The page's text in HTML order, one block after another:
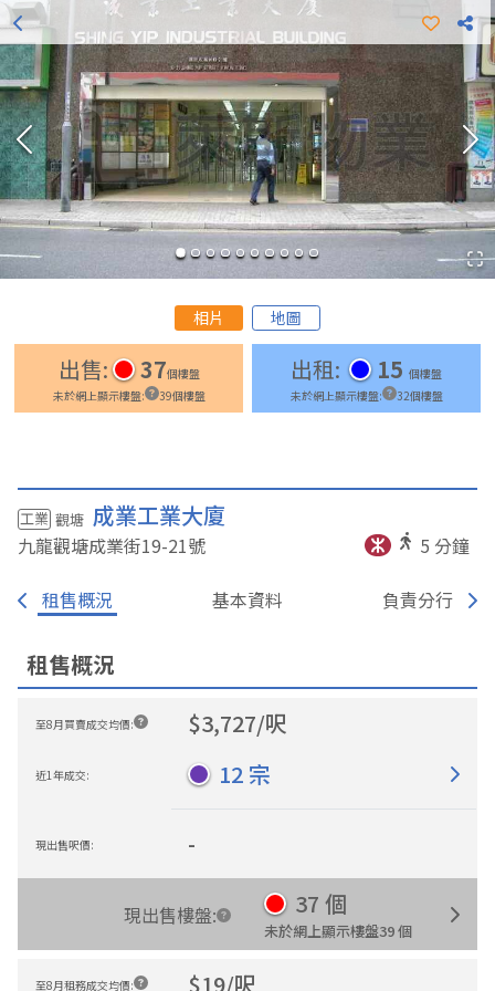
更多出租樓盤 更多出售樓盤
相片 地圖
出售: 37個樓盤
未於網上顯示樓盤: 39個樓盤
出租: 15 個樓盤
未於網上顯示樓盤: 32個樓盤
工業 觀塘 成業工業大廈
九龍觀塘成業街19-21號 5 分鐘
租售概況 基本資料 負責分行
租售概況
至8月買賣成交均價: $3,727/呎
近1年成交: 12 宗
現出售呎價: -
現出售樓盤: 37 個
未於網上顯示樓盤39個
至8月租務成交均價: $19/呎